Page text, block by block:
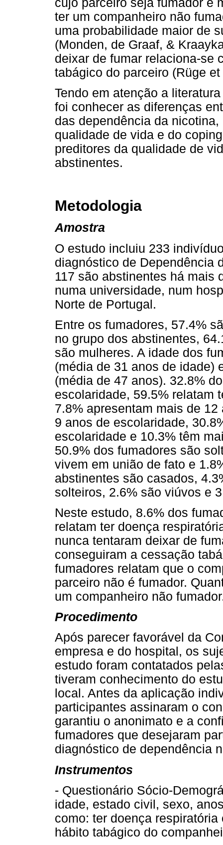
ter um companheiro não
uma probabilidade maior de
(Monden, de Graaf, &
deixar de fumar relaciona-se
tabágico do parceiro (Rüge
Tendo em atenção a
foi conhecer as diferenças
das dependência da
qualidade de vida e do
preditores da qualidade de
abstinentes.
Metodologia
Amostra
O estudo incluiu 233
diagnóstico de Dependência
117 são abstinentes há mais
numa universidade, num
Norte de Portugal.
Entre os fumadores, 57.4%
no grupo dos abstinentes,
são mulheres. A idade dos
(média de 31 anos de idade)
(média de 47 anos). 32.8%
escolaridade, 59.5% relatam
7.8% apresentam mais de
9 anos de escolaridade,
escolaridade e 10.3% têm
50.9% dos fumadores são
vivem em união de fato e
abstinentes são casados,
solteiros, 2.6% são viúvos e
Neste estudo, 8.6% dos
relatam ter doença
nunca tentaram deixar de
conseguiram a cessação
fumadores relatam que o
parceiro não é fumador.
um companheiro não
Procedimento
Após parecer favorável da
empresa e do hospital, os
estudo foram contatados
tiveram conhecimento do
local. Antes da aplicação
participantes assinaram o
garantiu o anonimato e a
fumadores que desejaram
diagnóstico de dependência
Instrumentos
- Questionário Sócio-
idade, estado civil, sexo,
como: ter doença
hábito tabágico do